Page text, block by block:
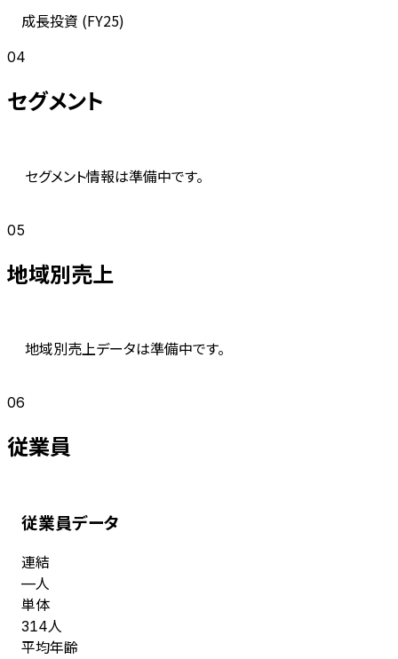
成長投資 (FY25)
04
セグメント
セグメント情報は準備中です。
05
地域別売上
地域別売上データは準備中です。
06
従業員
従業員データ
連結
—人
単体
314人
平均年齢